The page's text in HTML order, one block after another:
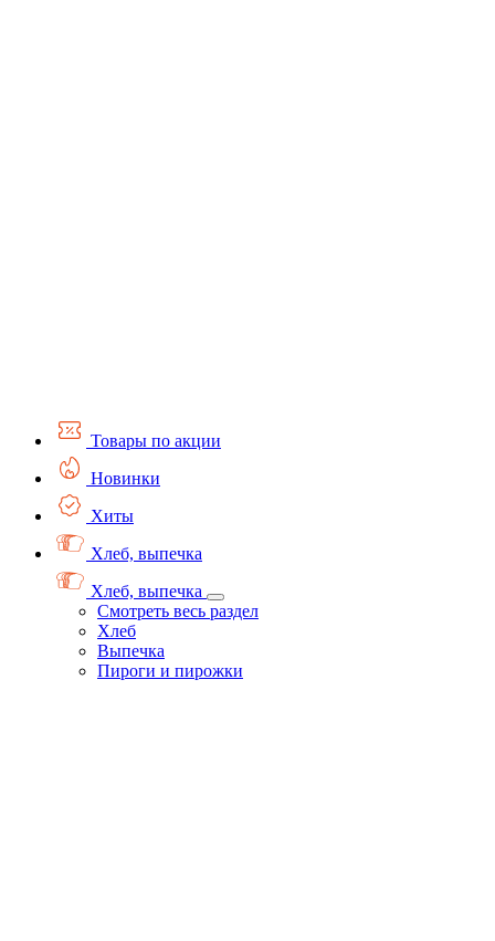
Товары по акции
Новинки
Хиты
Хлеб, выпечка
Хлеб, выпечка
Смотреть весь раздел
Хлеб
Выпечка
Пироги и пирожки